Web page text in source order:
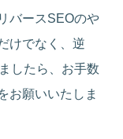
バースSEOのや
けでなく、逆
したら、お手数
お願いいたしま